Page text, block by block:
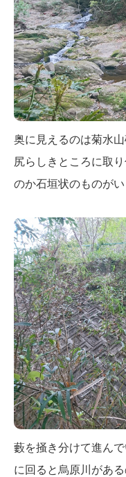
奥に見えるのは菊水
尻らしきところに取
のか石垣状のものがい
藪を掻き分けて進ん
に回ると烏原川があ